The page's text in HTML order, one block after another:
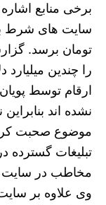
برخی منابع اشاره
تومان برسد.
را چندین میلیارد
ارقام توسط
نشده اند
موضوع صحبت
تبلیغات
مخاطب در سایت
وی علاوه بر